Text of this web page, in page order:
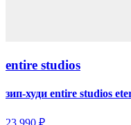
entire studios
зип-худи entire studios
23 990 ₽